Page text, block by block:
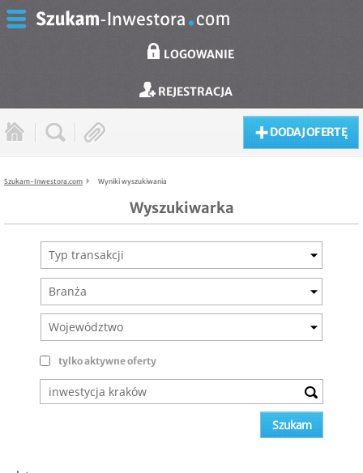
LOGOWANIE
REJESTRACJA
DODAJ OFERTĘ
Szukam-Inwestora.com Wyniki wyszukiwania
Wyszukiwarka
Typ transakcji
Branża
Województwo
tylko aktywne oferty